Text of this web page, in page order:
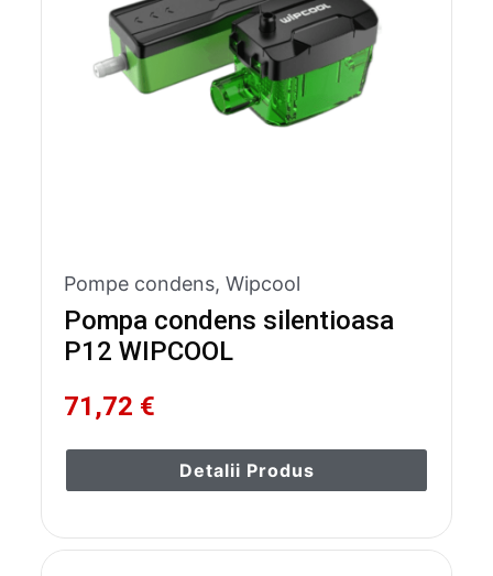
Pompe condens,Wipcool
Pompa condens silentioasa
P12 WIPCOOL
71,72 €
Detalii Produs